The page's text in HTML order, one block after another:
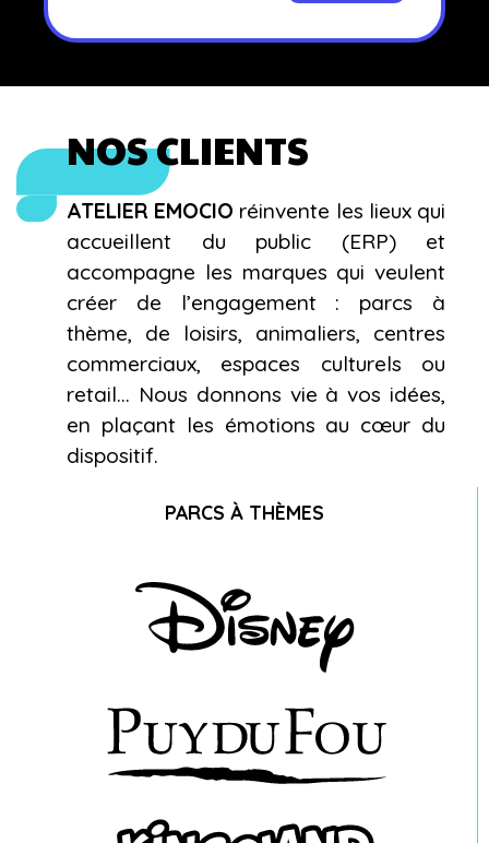
NOS CLIENTS
ATELIER EMOCIO réinvente les lieux qui
accueillent du public (ERP) et
accompagne les marques qui veulent
créer de l’engagement : parcs à
thème, de loisirs, animaliers, centres
commerciaux, espaces culturels ou
retail… Nous donnons vie à vos idées,
en plaçant les émotions au cœur du
dispositif.
PARCS À THÈMES